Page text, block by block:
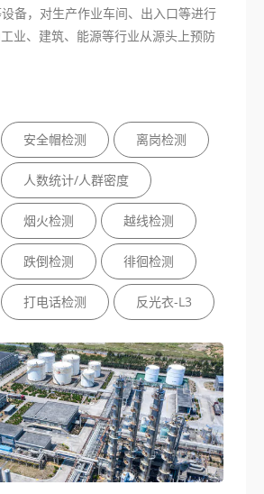
备，对生产作业车间、出入口等进行
业、建筑、能源等行业从源头上预防
安全帽检测 离岗检测
人数统计/人群密度
烟火检测 越线检测
跌倒检测 徘徊检测
打电话检测 反光衣-L3